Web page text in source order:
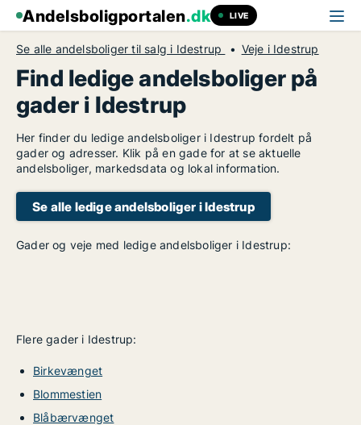
Andelsboligportalen.dk LIVE
Se alle andelsboliger til salg i Idestrup Veje i Idestrup
Find ledige andelsboliger på
gader i Idestrup
Her finder du ledige andelsboliger i Idestrup fordelt på
gader og adresser. Klik på en gade for at se aktuelle
andelsboliger, markedsdata og lokal information.
Se alle ledige andelsboliger i Idestrup
Gader og veje med ledige andelsboliger i Idestrup:
Flere gader i Idestrup:
Birkevænget
Blommestien
Blåbærvænget